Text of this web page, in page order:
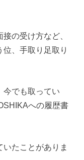
の受け方など、
位、手取り足取り
今でも取ってい
への履歴書
たことがありま